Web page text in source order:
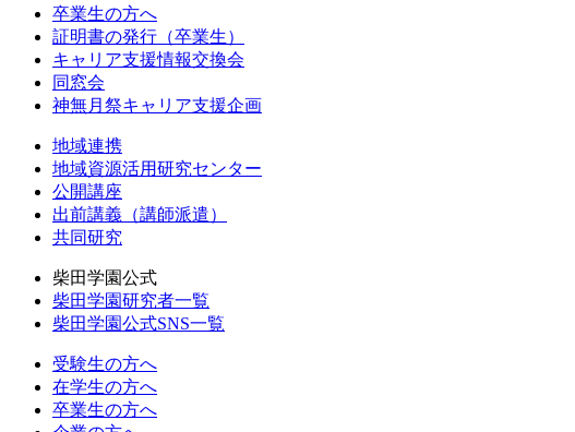
卒業生の方へ
証明書の発行（卒業生）
キャリア支援情報交換会
同窓会
神無月祭キャリア支援企画
地域連携
地域資源活用研究センター
公開講座
出前講義（講師派遣）
共同研究
柴田学園公式
柴田学園研究者一覧
柴田学園公式SNS一覧
受験生の方へ
在学生の方へ
卒業生の方へ